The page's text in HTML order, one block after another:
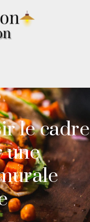
le cadre
une